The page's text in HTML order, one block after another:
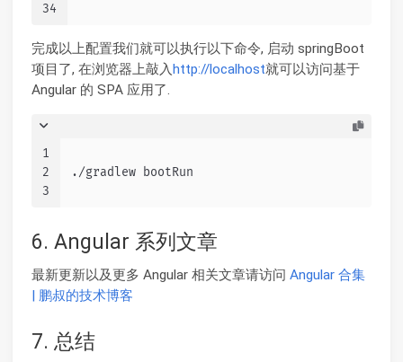
34
完成以上配置我们就可以执行以下命令, 启动 springBoot
项目了, 在浏览器上敲入http://localhost就可以访问基于
Angular 的 SPA 应用了.
1
2
3
./gradlew bootRun
6. Angular 系列文章
最新更新以及更多 Angular 相关文章请访问 Angular 合集
| 鹏叔的技术博客
7. 总结